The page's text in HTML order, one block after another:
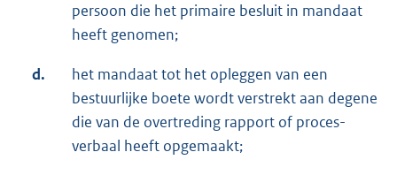
persoon die het primaire besluit in mandaat
heeft genomen;
d.
het mandaat tot het opleggen van een
bestuurlijke boete wordt verstrekt aan degene
die van de overtreding rapport of proces-
verbaal heeft opgemaakt;